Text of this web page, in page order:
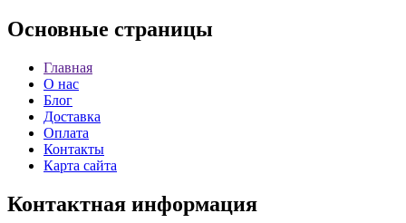
Основные страницы
Главная
О нас
Блог
Доставка
Оплата
Контакты
Карта сайта
Контактная информация